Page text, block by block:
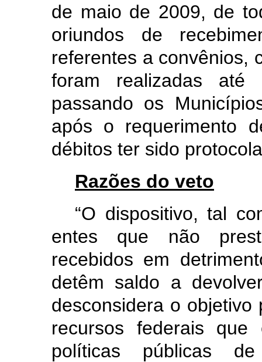
de maio de 2009, de
oriundos de
referentes a convênios,
foram realizadas
passando os
após o requerimento
débitos ter sido
Razões do veto
“O dispositivo, tal
entes que não
recebidos em
detêm saldo a
desconsidera o
recursos federais
políticas públicas